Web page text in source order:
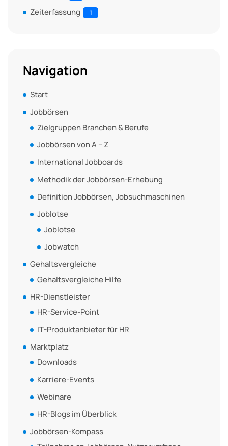
Zeiterfassung 1
Navigation
Start
Jobbörsen
Zielgruppen Branchen & Berufe
Jobbörsen von A – Z
International Jobboards
Methodik der Jobbörsen-Erhebung
Definition Jobbörsen, Jobsuchmaschinen
Joblotse
Joblotse
Jobwatch
Gehaltsvergleiche
Gehaltsvergleiche Hilfe
HR-Dienstleister
HR-Service-Point
IT-Produktanbieter für HR
Marktplatz
Downloads
Karriere-Events
Webinare
HR-Blogs im Überblick
Jobbörsen-Kompass